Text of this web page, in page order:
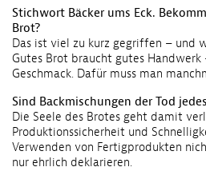
Stichwort Bäcker ums Eck.
Brot?
Das ist viel zu kurz gegriffen – und
Gutes Brot braucht gutes
Geschmack. Dafür muss man
Sind Backmischungen der Tod
Die Seele des Brotes geht damit
Produktionssicherheit und
Verwenden von Fertigprodukten
nur ehrlich deklarieren.